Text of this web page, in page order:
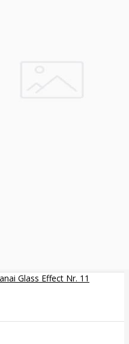
Glass Effect Nr. 11